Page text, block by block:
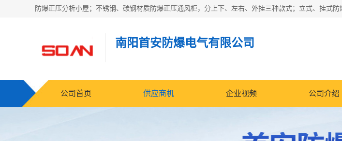
南阳首安防爆电气有限公司
公司首页 供应商机 企业视频 公司介绍